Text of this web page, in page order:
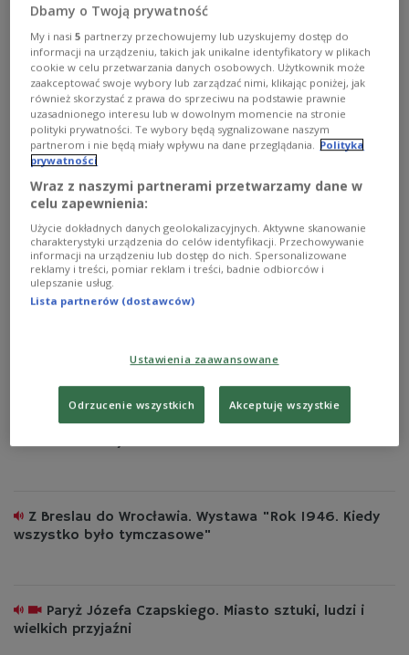
Ostrygojady, sieweczki i rybitwy. Ptasie życie nad
Wisłą
Predrag Matvejević i jego "Brewiarz
śródziemnomorski"
Mistrzowie i młode głosy. Wokalne masterclasses w
Salonie Pendereckich
Od pierwszej linii do pop-artowej legendy. Andy
Warhol nieznany w Krakowie
Z Breslau do Wrocławia. Wystawa "Rok 1946. Kiedy
wszystko było tymczasowe"
Paryż Józefa Czapskiego. Miasto sztuki, ludzi i
wielkich przyjaźni
Dbamy o Twoją prywatność
My i nasi5 partnerzy przechowujemy lub uzyskujemy dostęp do
informacji na urządzeniu, takich jak unikalne identyfikatory w plikach
cookie w celu przetwarzania danych osobowych. Użytkownik może
zaakceptować swoje wybory lub zarządzać nimi, klikając poniżej, jak
również skorzystać z prawa do sprzeciwu na podstawie prawnie
uzasadnionego interesu lub w dowolnym momencie na stronie
polityki prywatności. Te wybory będą sygnalizowane naszym
partnerom i nie będą miały wpływu na dane przeglądania. Polityka
prywatności
Wraz z naszymi partnerami przetwarzamy dane w
celu zapewnienia:
Użycie dokładnych danych geolokalizacyjnych. Aktywne skanowanie
charakterystyki urządzenia do celów identyfikacji. Przechowywanie
informacji na urządzeniu lub dostęp do nich. Spersonalizowane
reklamy i treści, pomiar reklam i treści, badnie odbiorców i
ulepszanie usług.
Lista partnerów (dostawców)
Ustawienia zaawansowane
Odrzucenie wszystkich Akceptuję wszystkie